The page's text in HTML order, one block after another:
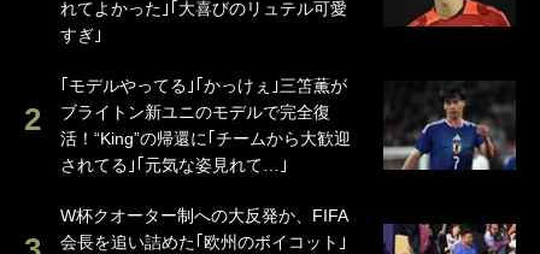
れてよかった｣｢大喜びのリュテル可愛
すぎ｣
｢モデルやってる｣｢かっけぇ｣三笘薫が
ブライトン新ユニのモデルで完全復
活！“King”の帰還に｢チームから大歓迎
されてる｣｢元気な姿見れて…｣
W杯クオーター制への大反発か、FIFA
会長を追い詰めた｢欧州のボイコット｣